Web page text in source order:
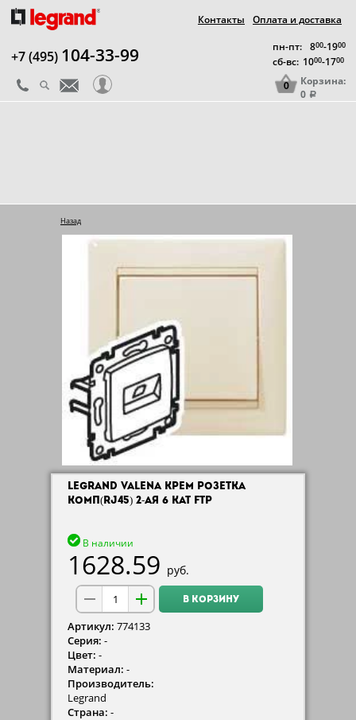
+7 (495) 104-33-99 пн-пт: 800-1900
сб-вс: 1000-1700
Контакты Оплата и доставка
0
Корзина:
0 a
Назад
LEGRAND VALENA КРЕМ РОЗЕТКА
КОМП(RJ45) 2-АЯ 6 КАТ FTP
1628.59 руб.
В КОРЗИНУ
В наличии
Артикул: 774133
Серия: -
Цвет: -
Материал: -
Производитель:
Legrand
Страна: -